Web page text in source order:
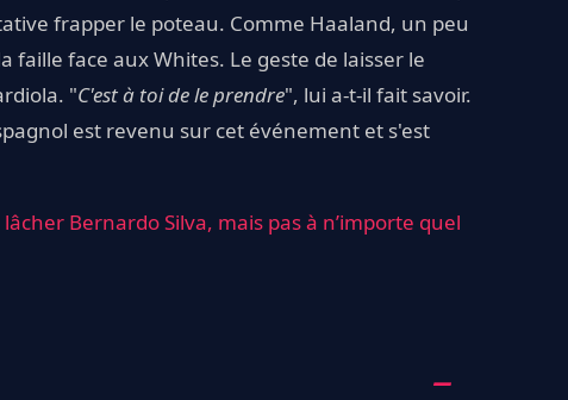
frapper le poteau. Comme Haaland, un peu
face aux Whites. Le geste de laisser le
"C'est à toi de le prendre", lui a-t-il fait savoir.
est revenu sur cet événement et s'est
Bernardo Silva, mais pas à n’importe quel